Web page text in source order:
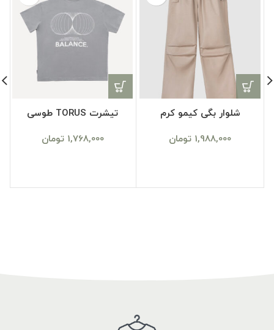
شلوار بگی کیمو کرم
1,988,000 تومان
تیشرت TORUS طوسی
1,768,000 تومان